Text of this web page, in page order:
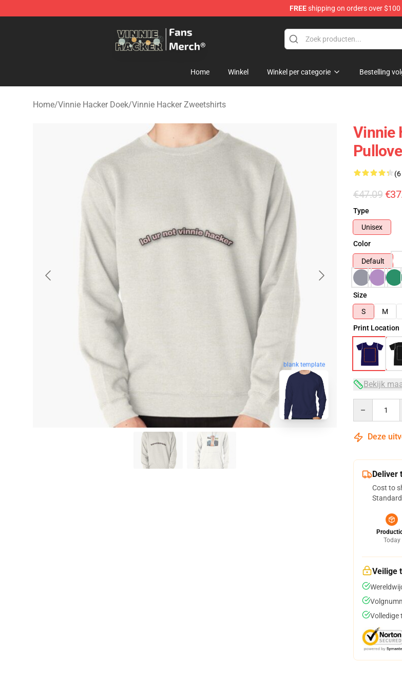
FREEshipping on orders over $100
Home Winkel Winkel per categorie Bestelling
Home/Vinnie Hacker Doek/Vinnie Hacker Zweetshirts
blank template
Vinnie
€47.09
Type
Unisex
Color
Default
Size
S
M
Print Location
Bekijk
Deze
Deliver
Cost to
Today
Veilige
Volledige